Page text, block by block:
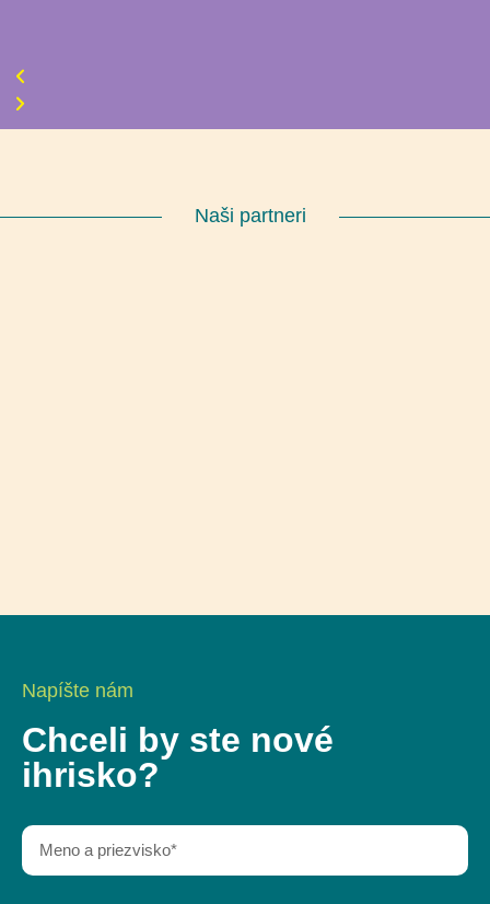
Naši partneri
Napíšte nám
Chceli by ste nové
ihrisko?